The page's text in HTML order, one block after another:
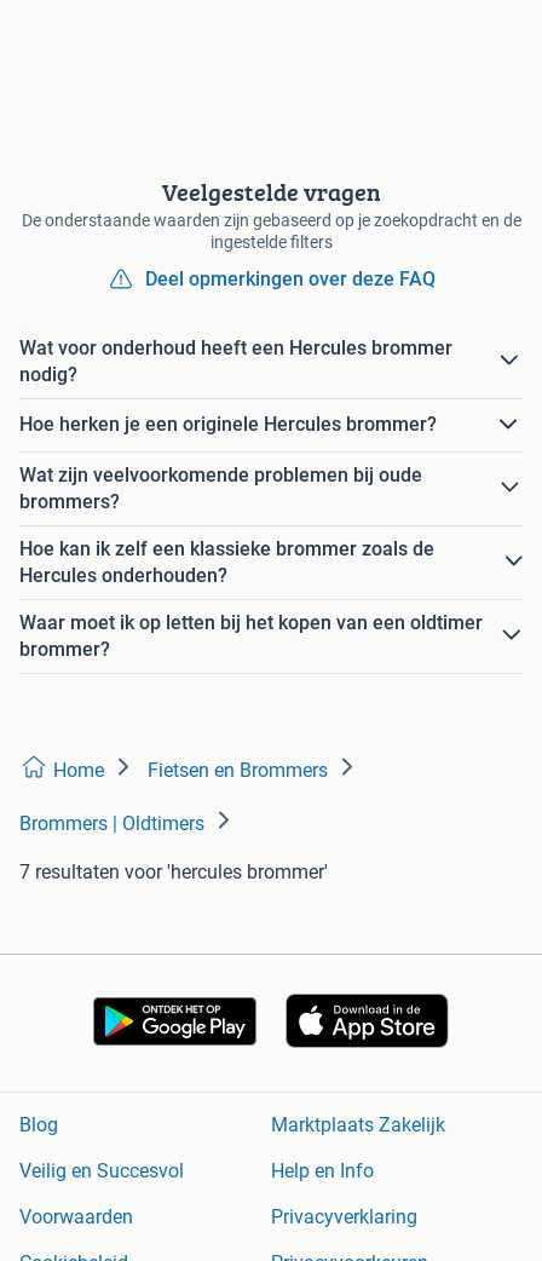
Veelgestelde vragen
De onderstaande waarden zijn gebaseerd op je zoekopdracht en de
ingestelde filters
Deel opmerkingen over deze FAQ
Wat voor onderhoud heeft een Hercules brommer
nodig?
Hoe herken je een originele Hercules brommer?
Wat zijn veelvoorkomende problemen bij oude
brommers?
Hoe kan ik zelf een klassieke brommer zoals de
Hercules onderhouden?
Waar moet ik op letten bij het kopen van een oldtimer
brommer?
Home Fietsen en Brommers
Brommers | Oldtimers
7 resultaten voor 'hercules brommer'
Blog
Marktplaats Zakelijk
Veilig en Succesvol
Help en Info
Voorwaarden
Privacyverklaring